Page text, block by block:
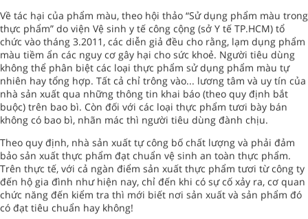
Về tác hại của phẩm màu, theo hội thảo “Sử dụng phẩm màu trong
thực phẩm” do viện Vệ sinh y tế công cộng (sở Y tế TP.HCM) tổ
chức vào tháng 3.2011, các diễn giả đều cho rằng, lạm dụng phẩm
màu tiềm ẩn các nguy cơ gây hại cho sức khoẻ. Người tiêu dùng
không thể phân biệt các loại thực phẩm sử dụng phẩm màu tự
nhiên hay tổng hợp. Tất cả chỉ trông vào... lương tâm và uy tín của
nhà sản xuất qua những thông tin khai báo (theo quy định bắt
buộc) trên bao bì. Còn đối với các loại thực phẩm tươi bày bán
không có bao bì, nhãn mác thì người tiêu dùng đành chịu.
Theo quy định, nhà sản xuất tự công bố chất lượng và phải đảm
bảo sản xuất thực phẩm đạt chuẩn vệ sinh an toàn thực phẩm.
Trên thực tế, với cả ngàn điểm sản xuất thực phẩm tươi từ công ty
đến hộ gia đình như hiện nay, chỉ đến khi có sự cố xảy ra, cơ quan
chức năng đến kiểm tra thì mới biết nơi sản xuất và sản phẩm đó
có đạt tiêu chuẩn hay không!